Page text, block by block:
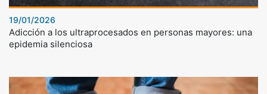
19/01/2026
Adicción a los ultraprocesados en personas mayores: una
epidemia silenciosa